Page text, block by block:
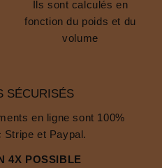
Ils sont calculés en
fonction du poids et du
volume
SÉCURISÉS
en ligne sont 100%
Stripe et Paypal.
4X POSSIBLE